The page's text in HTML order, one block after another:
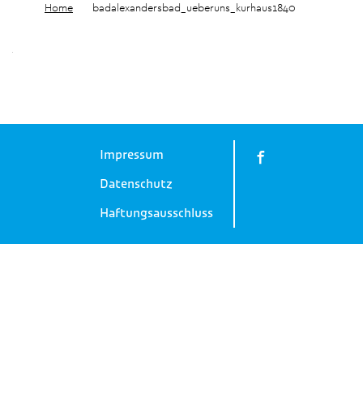
Home badalexandersbad_ueberuns_kurhaus1840
Impressum
Datenschutz
Haftungsausschluss